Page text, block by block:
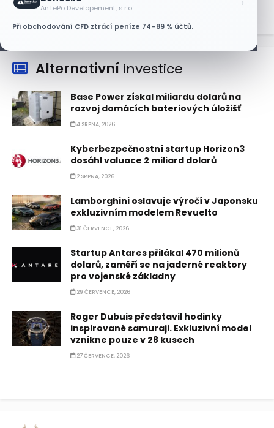
AnTePo Developement, s.r.o.
Při obchodování CFD ztrácí peníze 74–89 % účtů.
Alternativní investice
Base Power získal miliardu dolarů na
rozvoj domácích bateriových úložišť
4 SRPNA, 2026
Kyberbezpečnostní startup Horizon3
dosáhl valuace 2 miliard dolarů
2 SRPNA, 2026
Lamborghini oslavuje výročí v Japonsku
exkluzivním modelem Revuelto
31 ČERVENCE, 2026
Startup Antares přilákal 470 milionů
dolarů, zaměří se na jaderné reaktory
pro vojenské základny
29 ČERVENCE, 2026
Roger Dubuis představil hodinky
inspirované samuraji. Exkluzivní model
vznikne pouze v 28 kusech
27 ČERVENCE, 2026